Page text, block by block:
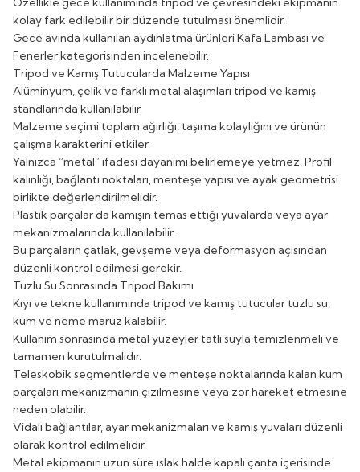
kolay fark edilebilir bir düzende tutulması önemlidir.
Gece avında kullanılan aydınlatma ürünleriKafa Lambası ve
Fenerlerkategorisinden incelenebilir.
Tripod ve Kamış Tutucularda Malzeme Yapısı
Alüminyum, çelik ve farklı metal alaşımları tripod ve kamış
standlarında kullanılabilir.
Malzeme seçimi toplam ağırlığı, taşıma kolaylığını ve ürünün
çalışma karakterini etkiler.
Yalnızca “metal” ifadesi dayanımı belirlemeye yetmez. Profil
kalınlığı, bağlantı noktaları, menteşe yapısı ve ayak geometrisi
birlikte değerlendirilmelidir.
Plastik parçalar da kamışın temas ettiği yuvalarda veya ayar
mekanizmalarında kullanılabilir.
Bu parçaların çatlak, gevşeme veya deformasyon açısından
düzenli kontrol edilmesi gerekir.
Tuzlu Su Sonrasında Tripod Bakımı
Kıyı ve tekne kullanımında tripod ve kamış tutucular tuzlu su,
kum ve neme maruz kalabilir.
Kullanım sonrasında metal yüzeyler tatlı suyla temizlenmeli ve
tamamen kurutulmalıdır.
Teleskobik segmentlerde ve menteşe noktalarında kalan kum
parçaları mekanizmanın çizilmesine veya zor hareket etmesine
neden olabilir.
Vidalı bağlantılar, ayar mekanizmaları ve kamış yuvaları düzenli
olarak kontrol edilmelidir.
Metal ekipmanın uzun süre ıslak halde kapalı çanta içerisinde